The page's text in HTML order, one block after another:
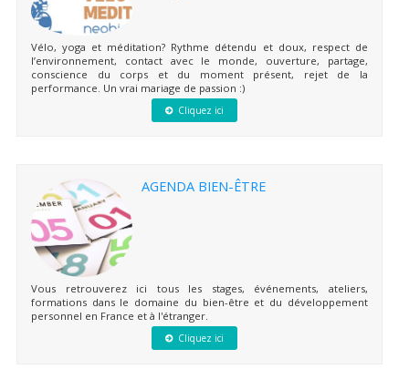
Vélo, yoga et méditation? Rythme détendu et doux, respect de
l’environnement, contact avec le monde, ouverture, partage,
conscience du corps et du moment présent, rejet de la
performance. Un vrai mariage de passion :)
Cliquez ici
AGENDA BIEN-ÊTRE
Vous retrouverez ici tous les stages, événements, ateliers,
formations dans le domaine du bien-être et du développement
personnel en France et à l'étranger.
Cliquez ici